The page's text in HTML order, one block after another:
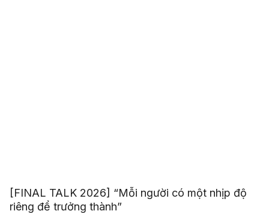
[FINAL TALK 2026] “Mỗi người có một nhịp độ
riêng để trưởng thành”